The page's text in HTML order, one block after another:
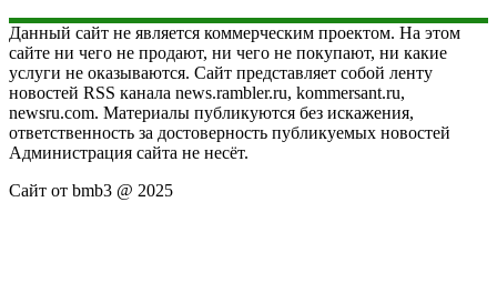
Данный сайт не является коммерческим проектом. На этом
сайте ни чего не продают, ни чего не покупают, ни какие
услуги не оказываются. Сайт представляет собой ленту
новостей RSS канала news.rambler.ru, kommersant.ru,
newsru.com. Материалы публикуются без искажения,
ответственность за достоверность публикуемых новостей
Администрация сайта не несёт.
Сайт от bmb3 @ 2025